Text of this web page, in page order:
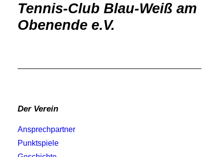
Tennis-Club Blau-Weiß am
Obenende e.V.
Der Verein
Ansprechpartner
Punktspiele